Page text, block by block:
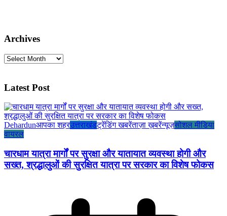
Archives
Archives
Latest Post
Dehardunआपका शहरउत्तराखंडट्रेंडिंग खबरेंताज़ा ख़बरेंन्यूज़सोशल मीडिया
वायरल
चारधाम यात्रा मार्गों पर सुरक्षा और यातायात व्यवस्था होगी और
सख्त, श्रद्धालुओं की सुरक्षित यात्रा पर सरकार का विशेष फोकस